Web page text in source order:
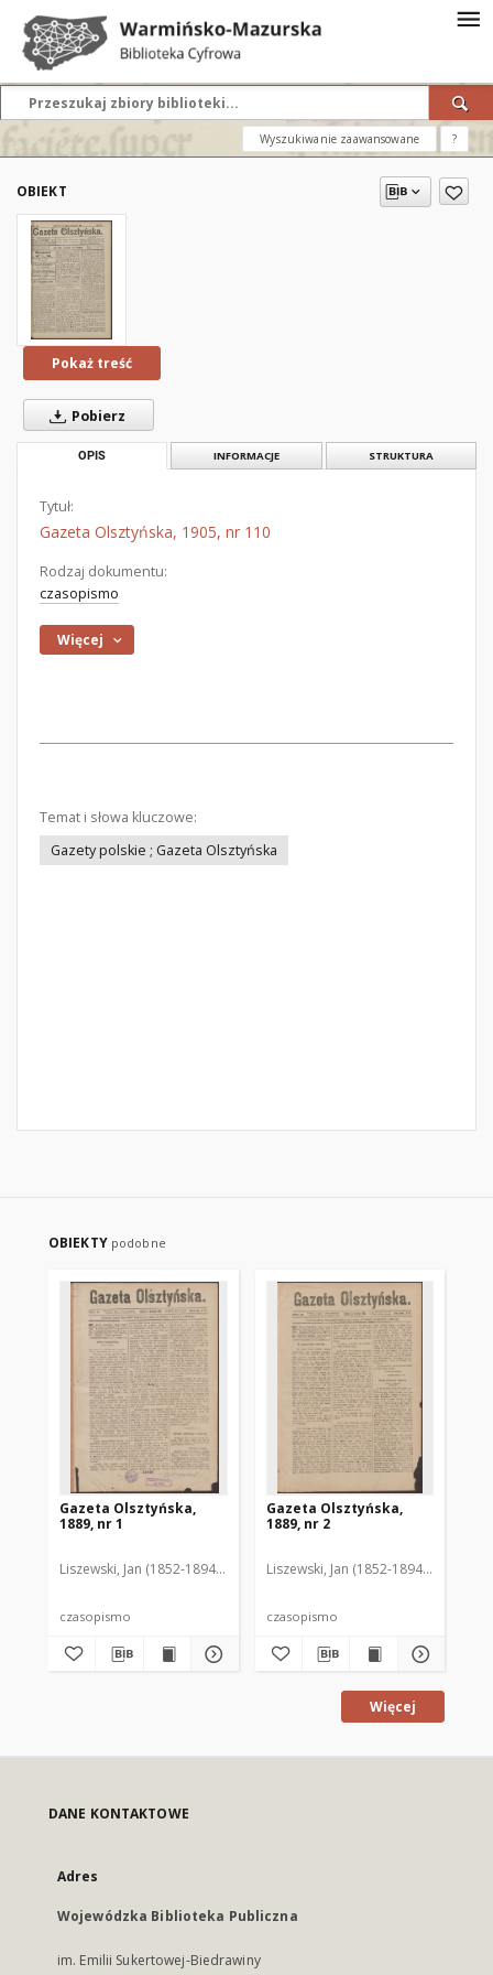
Wyszukiwanie zaawansowane ?
OBIEKT
Pokaż treść
Pobierz
OPIS INFORMACJE STRUKTURA
Tytuł:
Gazeta Olsztyńska, 1905, nr 110
Rodzaj dokumentu:
czasopismo
Więcej
Temat i słowa kluczowe:
Gazety polskie ; Gazeta Olsztyńska
OBIEKTY podobne
Gazeta Olsztyńska,
1889, nr 1
Liszewski, Jan (1852-1894). Red.
czasopismo
Gazeta Olsztyńska,
1889, nr 2
Liszewski, Jan (1852-1894). Red.
czasopismo
Więcej
DANE KONTAKTOWE
Adres
Wojewódzka Biblioteka Publiczna
im. Emilii Sukertowej-Biedrawiny